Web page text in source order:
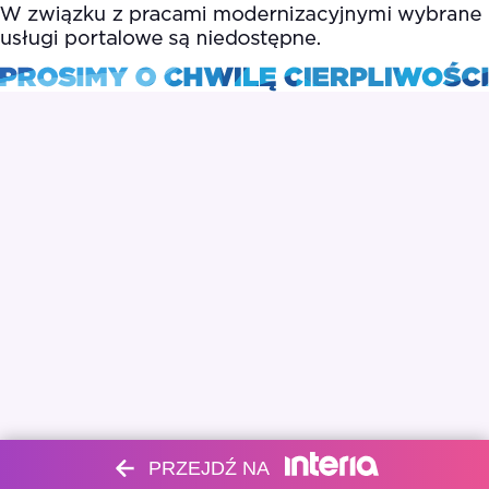
PRZEJDŹ NA